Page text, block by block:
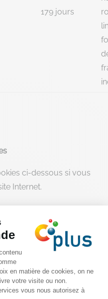
179 jours
ci-dessous si vous
Internet.
Objectif
Analytics.
Distinguer les